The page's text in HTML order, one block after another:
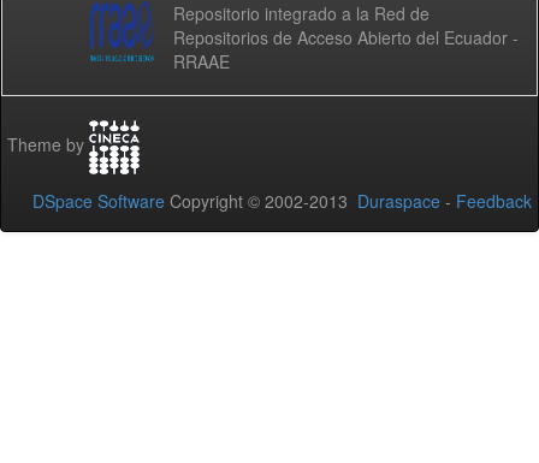
Repositorio integrado a la Red de
Repositorios de Acceso Abierto del Ecuador -
RRAAE
Theme by
DSpace Software Copyright © 2002-2013 Duraspace - Feedback